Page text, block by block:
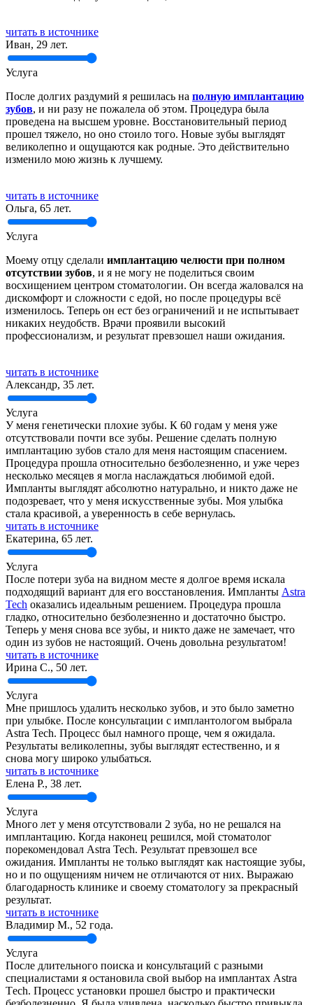
читать в источнике
Иван, 29 лет.
Услуга
После долгих раздумий я решилась на полную имплантацию
зубов, и ни разу не пожалела об этом. Процедура была
проведена на высшем уровне. Восстановительный период
прошел тяжело, но оно стоило того. Новые зубы выглядят
великолепно и ощущаются как родные. Это действительно
изменило мою жизнь к лучшему.
читать в источнике
Ольга, 65 лет.
Услуга
Моему отцу сделали имплантацию челюсти при полном
отсутствии зубов, и я не могу не поделиться своим
восхищением центром стоматологии. Он всегда жаловался на
дискомфорт и сложности с едой, но после процедуры всё
изменилось. Теперь он ест без ограничений и не испытывает
никаких неудобств. Врачи проявили высокий
профессионализм, и результат превзошел наши ожидания.
читать в источнике
Александр, 35 лет.
Услуга
У меня генетически плохие зубы. К 60 годам у меня уже
отсутствовали почти все зубы. Решение сделать полную
имплантацию зубов стало для меня настоящим спасением.
Процедура прошла относительно безболезненно, и уже через
несколько месяцев я могла наслаждаться любимой едой.
Импланты выглядят абсолютно натурально, и никто даже не
подозревает, что у меня искусственные зубы. Моя улыбка
стала красивой, а уверенность в себе вернулась.
читать в источнике
Екатерина, 65 лет.
Услуга
После потери зуба на видном месте я долгое время искала
подходящий вариант для его восстановления. Импланты Astra
Tech оказались идеальным решением. Процедура прошла
гладко, относительно безболезненно и достаточно быстро.
Теперь у меня снова все зубы, и никто даже не замечает, что
один из зубов не настоящий. Очень довольна результатом!
читать в источнике
Ирина С., 50 лет.
Услуга
Мне пришлось удалить несколько зубов, и это было заметно
при улыбке. После консультации с имплантологом выбрала
Astra Tech. Процесс был намного проще, чем я ожидала.
Результаты великолепны, зубы выглядят естественно, и я
снова могу широко улыбаться.
читать в источнике
Елена Р., 38 лет.
Услуга
Много лет у меня отсутствовали 2 зуба, но не решался на
имплантацию. Когда наконец решился, мой стоматолог
порекомендовал Astra Tech. Результат превзошел все
ожидания. Импланты не только выглядят как настоящие зубы,
но и по ощущениям ничем не отличаются от них. Выражаю
благодарность клинике и своему стоматологу за прекрасный
результат.
читать в источнике
Владимир М., 52 года.
Услуга
После длительного поиска и консультаций с разными
специалистами я остановила свой выбор на имплантах Аstra
Тech. Процесс установки прошел быстро и практически